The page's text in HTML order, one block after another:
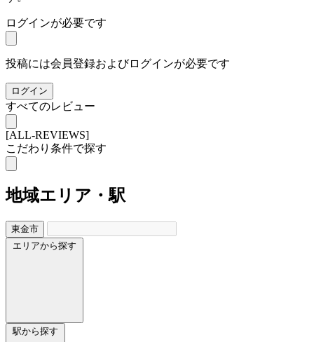
ログインが必要です
投稿には会員登録およびログインが必要です
ログイン
すべてのレビュー
[ALL-REVIEWS]
こだわり条件で探す
地域エリア・駅
東金市
エリアから探す
駅から探す